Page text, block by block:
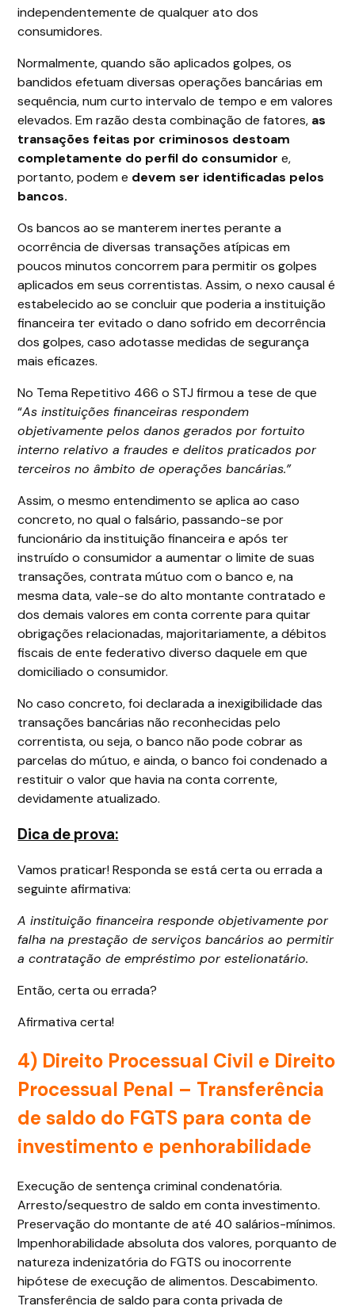
independentemente de qualquer ato dos
consumidores.
Normalmente, quando são aplicados golpes, os
bandidos efetuam diversas operações bancárias em
sequência, num curto intervalo de tempo e em valores
elevados. Em razão desta combinação de fatores, as
transações feitas por criminosos destoam
completamente do perfil do consumidore,
portanto, podem e devem ser identificadas pelos
bancos.
Os bancos ao se manterem inertes perante a
ocorrência de diversas transações atípicas em
poucos minutos concorrem para permitir os golpes
aplicados em seus correntistas. Assim, o nexo causal é
estabelecido ao se concluir que poderia a instituição
financeira ter evitado o dano sofrido em decorrência
dos golpes, caso adotasse medidas de segurança
mais eficazes.
No Tema Repetitivo 466 o STJ firmou a tese de que
“As instituições financeiras respondem
objetivamente pelos danos gerados por fortuito
interno relativo a fraudes e delitos praticados por
terceiros no âmbito de operações bancárias.”
Assim, o mesmo entendimento se aplica ao caso
concreto, no qual o falsário, passando-se por
funcionário da instituição financeira e após ter
instruído o consumidor a aumentar o limite de suas
transações, contrata mútuo com o banco e, na
mesma data, vale-se do alto montante contratado e
dos demais valores em conta corrente para quitar
obrigações relacionadas, majoritariamente, a débitos
fiscais de ente federativo diverso daquele em que
domiciliado o consumidor.
No caso concreto, foi declarada a inexigibilidade das
transações bancárias não reconhecidas pelo
correntista, ou seja, o banco não pode cobrar as
parcelas do mútuo, e ainda, o banco foi condenado a
restituir o valor que havia na conta corrente,
devidamente atualizado.
Dica de prova:
Vamos praticar! Responda se está certa ou errada a
seguinte afirmativa:
A instituição financeira responde objetivamente por
falha na prestação de serviços bancários ao permitir
a contratação de empréstimo por estelionatário.
Então, certa ou errada?
Afirmativa certa!
4) Direito Processual Civil e Direito
Processual Penal – Transferência
de saldo do FGTS para conta de
investimento e penhorabilidade
Execução de sentença criminal condenatória.
Arresto/sequestro de saldo em conta investimento.
Preservação do montante de até 40 salários-mínimos.
Impenhorabilidade absoluta dos valores, porquanto de
natureza indenizatória do FGTS ou inocorrente
hipótese de execução de alimentos. Descabimento.
Transferência de saldo para conta privada de